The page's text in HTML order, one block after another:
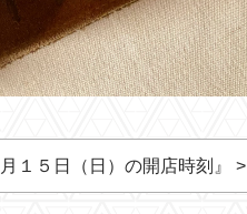
月１５日（日）の開店時刻』 >